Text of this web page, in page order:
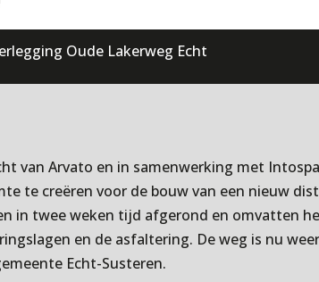
Oude Lakerweg Echt
van Arvato en in samenwerking met
te creëren voor de bouw van een nieuw
in twee weken tijd afgerond en omvatten
en de asfaltering. De weg is nu
Echt-Susteren.